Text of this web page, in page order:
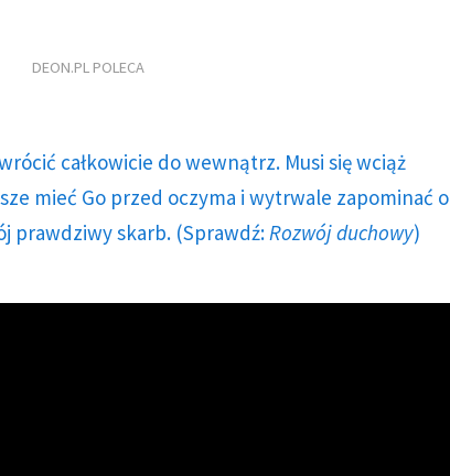
DEON.PL POLECA
całkowicie do wewnątrz. Musi się wciąż
mieć Go przed oczyma i wytrwale zapominać o
prawdziwy skarb. (Sprawdź: Rozwój duchowy)